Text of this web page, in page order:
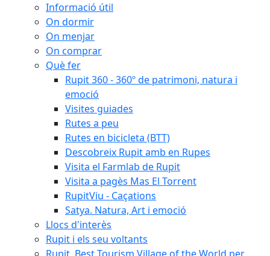
Informació útil
On dormir
On menjar
On comprar
Què fer
Rupit 360 - 360º de patrimoni, natura i
emoció
Visites guiades
Rutes a peu
Rutes en bicicleta (BTT)
Descobreix Rupit amb en Rupes
Visita el Farmlab de Rupit
Visita a pagès Mas El Torrent
RupitViu - Caçations
Satya. Natura, Art i emoció
Llocs d'interès
Rupit i els seu voltants